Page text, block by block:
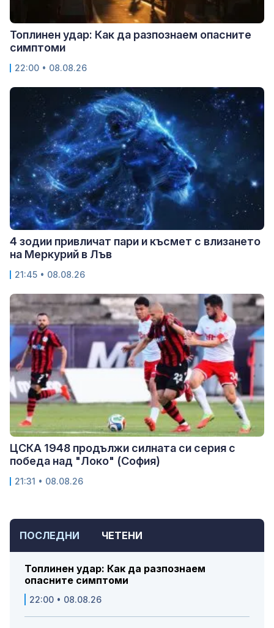
ПОСЛЕДНИ ЧЕТЕНИ
Топлинен удар: Как да разпознаем
опасните симптоми
22:00 • 08.08.26
Топлинен удар: Как да разпознаем опасните
симптоми
22:00 • 08.08.26
4 зодии привличат пари и късмет с влизането
на Меркурий в Лъв
21:45 • 08.08.26
ЦСКА 1948 продължи силната си серия с
победа над "Локо" (София)
21:31 • 08.08.26